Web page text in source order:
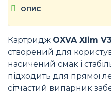
ОПИС
Картридж OXVA Xlim
створений для
насичений смак і
підходить для прямої
сітчастий випарник